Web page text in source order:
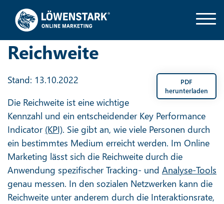
Reichweite
PDF
herunterladen
Stand: 13.10.2022
Die Reichweite ist eine wichtige
Kennzahl und ein entscheidender Key Performance
Indicator (KPI). Sie gibt an, wie viele Personen durch
ein bestimmtes Medium erreicht werden. Im Online
Marketing lässt sich die Reichweite durch die
Anwendung spezifischer Tracking- und Analyse-Tools
genau messen. In den sozialen Netzwerken kann die
Reichweite unter anderem durch die Interaktionsrate,